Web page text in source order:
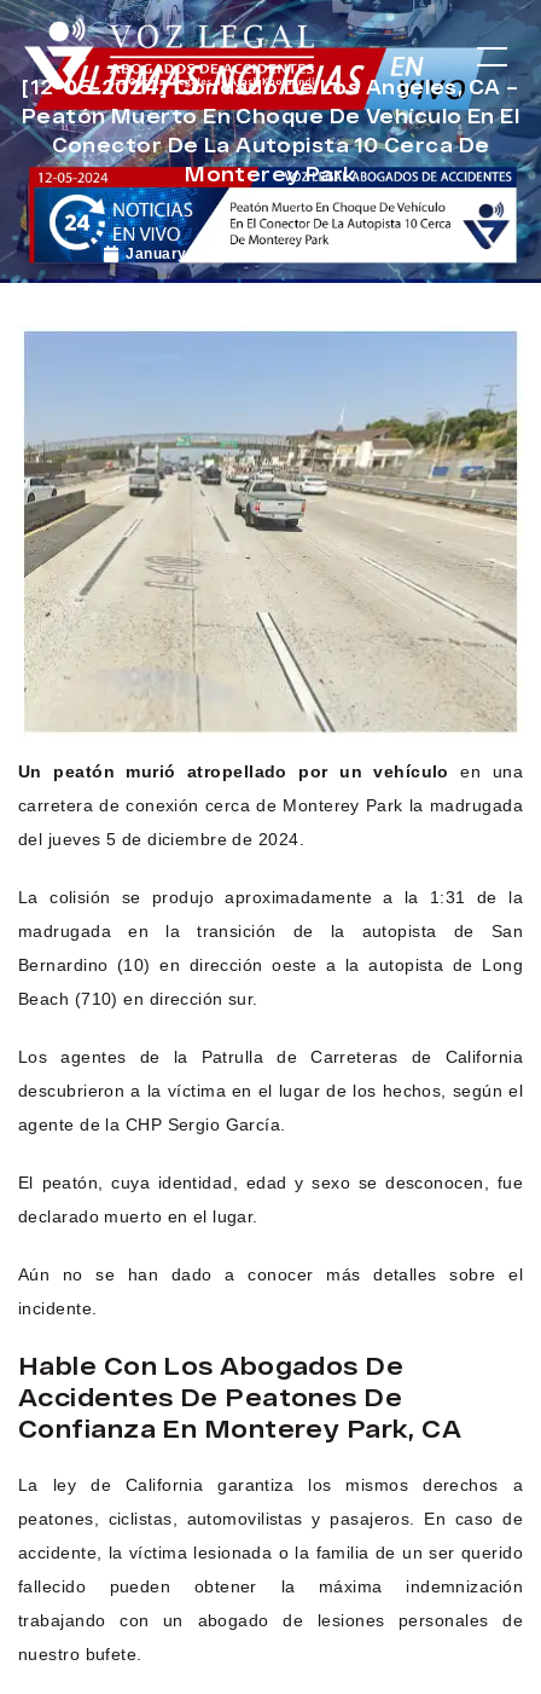
[12-05-2024] Condado De Los Angeles, CA –
Peatón Muerto En Choque De Vehículo En El
Conector De La Autopista 10 Cerca De
Monterey Park
January 8, 2025
Un peatón murió atropellado por un vehículo
en una
carretera de conexión cerca de Monterey Park la madrugada
del jueves 5 de diciembre de 2024.
La colisión se produjo aproximadamente a la 1:31 de la
madrugada en la transición de la autopista de San
Bernardino (10) en dirección oeste a la autopista de Long
Beach (710) en dirección sur.
Los agentes de la Patrulla de Carreteras de California
descubrieron a la víctima en el lugar de los hechos, según el
agente de la CHP Sergio García.
El peatón, cuya identidad, edad y sexo se desconocen, fue
declarado muerto en el lugar.
Aún no se han dado a conocer más detalles sobre el
incidente.
Hable Con Los Abogados De
Accidentes De Peatones De
Confianza En Monterey Park, CA
La ley de California garantiza los mismos derechos a
peatones, ciclistas, automovilistas y pasajeros. En caso de
accidente, la víctima lesionada o la familia de un ser querido
fallecido pueden obtener la máxima indemnización
trabajando con un abogado de lesiones personales de
nuestro bufete.